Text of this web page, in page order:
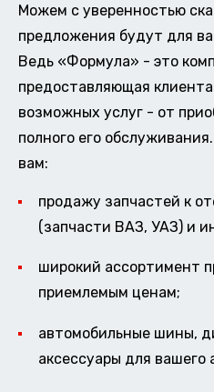
Можем с уверенностью
предложения будут для
Ведь «Формула» - это
предоставляющая
возможных услуг - от
полного его
вам:
продажу запчастей к
(запчасти ВАЗ, УАЗ) и
широкий ассортимент
приемлемым ценам;
автомобильные шины,
аксессуары для вашего